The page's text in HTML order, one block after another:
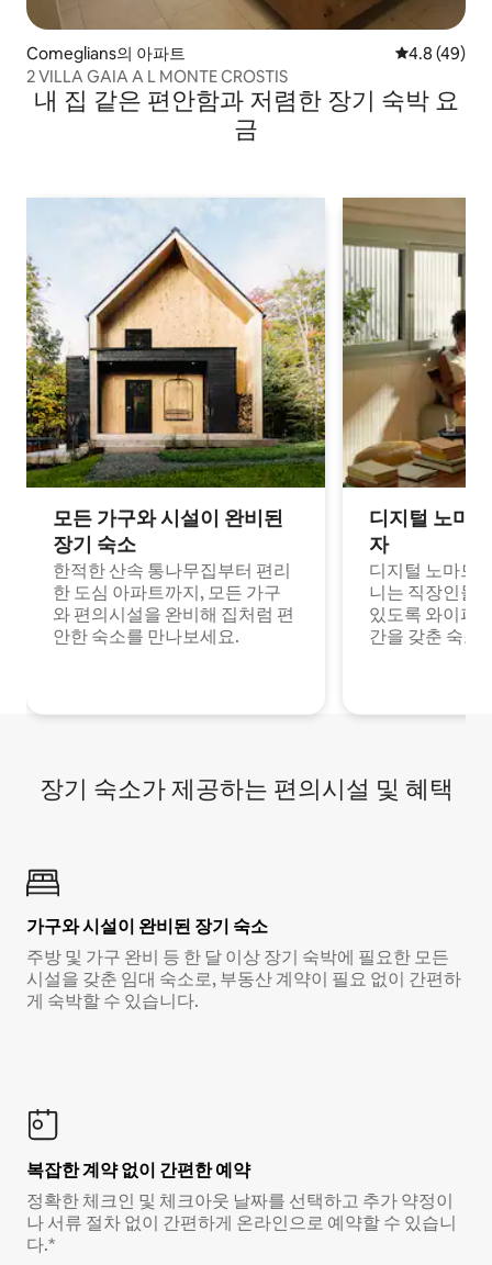
Comeglians의 아파트 평점 4.8점(5
4.8 (49)
2 VILLA GAIA A L MONTE CROSTIS
내 집 같은 편안함과 저렴한 장기 숙박 요
금
모든 가구와 시설이 완비된
장기 숙소
한적한 산속 통나무집부터 편리
한 도심 아파트까지, 모든 가구
와 편의시설을 완비해 집처럼 편
안한 숙소를 만나보세요.
디지털 노마
자
디지털 노마드
니는 직장인들
있도록 와이파
간을 갖춘 숙소
장기 숙소가 제공하는 편의시설 및 혜택
가구와 시설이 완비된 장기 숙소
주방 및 가구 완비 등 한 달 이상 장기 숙박에 필요한 모든
시설을 갖춘 임대 숙소로, 부동산 계약이 필요 없이 간편하
게 숙박할 수 있습니다.
복잡한 계약 없이 간편한 예약
정확한 체크인 및 체크아웃 날짜를 선택하고 추가 약정이
나 서류 절차 없이 간편하게 온라인으로 예약할 수 있습니
다.*